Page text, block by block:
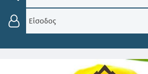
Είσοδος